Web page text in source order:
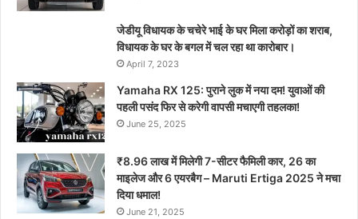
जेडीयू विधायक के चचेरे भाई के घर मिला करोड़ों का शराब,
विधायक के घर के बगल में चल रहा था कारोबार।
April 7, 2023
Yamaha RX 125: पुराने लुक में नया दम! युवाओं की
पहली पसंद फिर से करेगी वापसी मचाएगी तहलका!
June 25, 2025
₹8.96 लाख में मिलेगी 7-सीटर फैमिली कार, 26 का
माइलेज और 6 एयरबैग – Maruti Ertiga 2025 ने मचा
दिया धमाल!
June 21, 2025